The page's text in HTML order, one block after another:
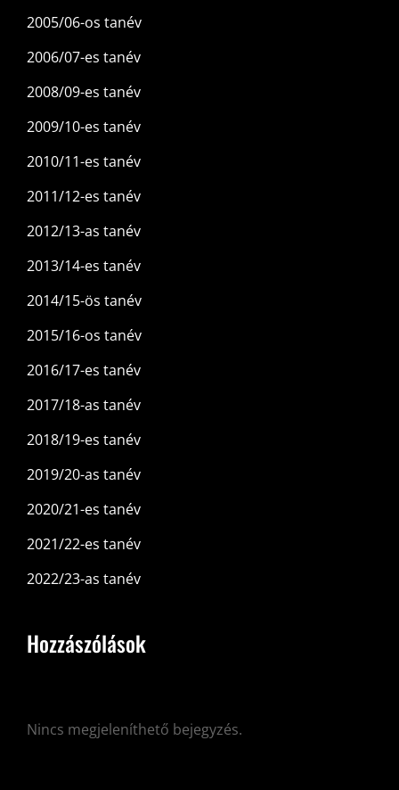
2005/06-os tanév
2006/07-es tanév
2008/09-es tanév
2009/10-es tanév
2010/11-es tanév
2011/12-es tanév
2012/13-as tanév
2013/14-es tanév
2014/15-ös tanév
2015/16-os tanév
2016/17-es tanév
2017/18-as tanév
2018/19-es tanév
2019/20-as tanév
2020/21-es tanév
2021/22-es tanév
2022/23-as tanév
Hozzászólások
Nincs megjeleníthető bejegyzés.